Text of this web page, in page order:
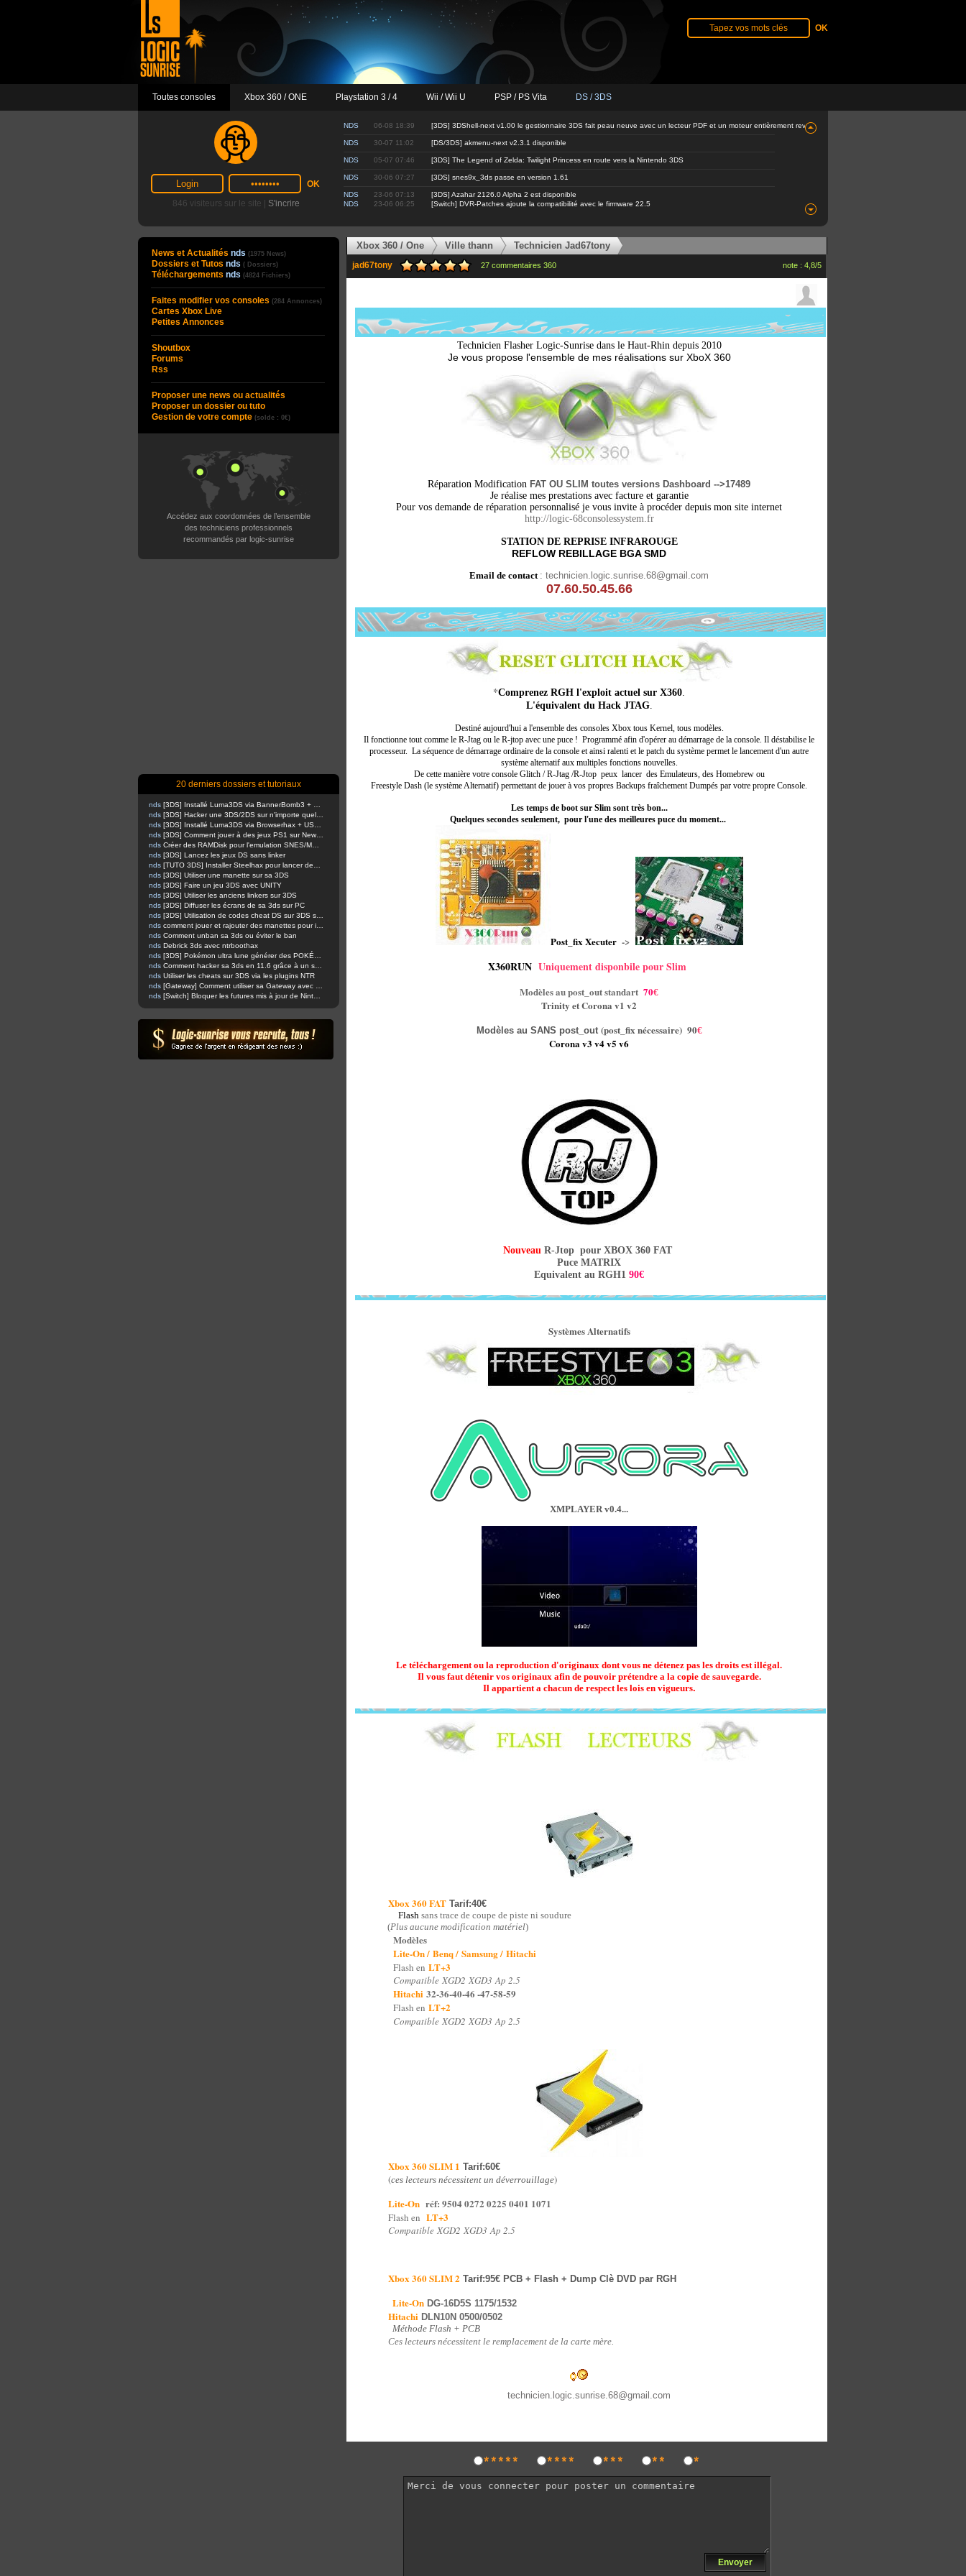
Toutes consoles Xbox 360 / ONE Playstation 3 / 4 Wii / Wii U PSP / PS Vita DS / 3DS
846 visiteurs sur le site | S'incrire
NDS 06-08 18:39 [3DS] 3DShell-next v1.00 le gestionnaire 3DS fait peau neuve avec un lecteur PDF et un moteur entièrement revu
NDS 30-07 11:02 [DS/3DS] akmenu-next v2.3.1 disponible
NDS 05-07 07:46 [3DS] The Legend of Zelda: Twilight Princess en route vers la Nintendo 3DS
NDS 30-06 07:27 [3DS] snes9x_3ds passe en version 1.61
NDS 23-06 07:13
[3DS] Azahar 2126.0 Alpha 2 est disponible
NDS
23-06 06:25 [Switch] DVR-Patches ajoute la compatibilité avec le firmware 22.5
News et Actualités nds (1975 News)
Dossiers et Tutos nds ( Dossiers)
Téléchargements nds (4824 Fichiers)
Faites modifier vos consoles (284 Annonces)
Cartes Xbox Live
Petites Annonces
Shoutbox
Forums
Rss
Proposer une news ou actualités
Proposer un dossier ou tuto
Gestion de votre compte (solde : 0€)
Accédez aux coordonnées de l’ensemble
des techniciens professionnels
recommandés par logic-sunrise
20 derniers dossiers et tutoriaux
nds
nds
nds
nds
nds
nds [3DS] Lancez les jeux DS sans linker
nds
nds [3DS] Utiliser une manette sur sa 3DS
nds [3DS] Faire un jeu 3DS avec UNITY
nds [3DS] Utiliser les anciens linkers sur 3DS
nds [3DS] Diffuser les écrans de sa 3ds sur PC
nds
nds
nds Comment unban sa 3ds ou éviter le ban
nds Debrick 3ds avec ntrboothax
nds
nds
nds Utiliser les cheats sur 3DS via les plugins NTR
nds
nds
Xbox 360 / One Ville thann Technicien Jad67tony
jad67tony 27 commentaires 360 note : 4,8/5
Technicien Flasher Logic-Sunrise dans le Haut-Rhin depuis 2010
Je vous propose l'ensemble de mes réalisations sur XboX 360
Réparation Modification FAT OU SLIM toutes versions Dashboard -->17489
Je réalise mes prestations avec facture et garantie
Pour vos demande de réparation personnalisé je vous invite à procéder depuis mon site internet
http://logic-68consolessystem.fr
STATION DE REPRISE INFRAROUGE
REFLOW REBILLAGE BGA SMD
Email de contact : technicien.logic.sunrise.68@gmail.com
07.60.50.45.66
*Comprenez RGH l'exploit actuel sur X360.
L'équivalent du Hack JTAG.
Destiné aujourd'hui a l'ensemble des consoles Xbox tous Kernel, tous modèles.
Il fonctionne tout comme le R-Jtag ou le R-jtop avec une puce ! Programmé afin d'opérer au démarrage de la console. Il déstabilise le
processeur. La séquence de démarrage ordinaire de la console et ainsi ralenti et le patch du système permet le lancement d'un autre
système alternatif aux multiples fonctions nouvelles.
De cette manière votre console Glitch / R-Jtag /R-Jtop peux lancer des Emulateurs, des Homebrew ou
Freestyle Dash (le système Alternatif) permettant de jouer à vos propres Backups fraîchement Dumpés par votre propre Console.
Les temps de boot sur Slim sont très bon...
Quelques secondes seulement, pour l'une des meilleures puce du moment...
Post_fix Xecuter ->
X360RUN Uniquement disponbile pour Slim
Modèles au post_out standart 70€
Trinity et Corona v1 v2
Modèles au SANS post_out(post_fix nécessaire) 90€
Corona v3 v4 v5 v6
Nouveau R-Jtop pour XBOX 360 FAT
Puce MATRIX
Equivalent au RGH1 90€
Systèmes Alternatifs
XMPLAYER v0.4...
Le téléchargement ou la reproduction d'originaux dont vous ne détenez pas les droits est illégal.
Il vous faut détenir vos originaux afin de pouvoir prétendre a la copie de sauvegarde.
Il appartient a chacun de respect les lois en vigueurs.
Xbox 360 FAT Tarif:40€
Flash sans trace de coupe de piste ni soudure
(Plus aucune modification matériel)
Modèles
Lite-On / Benq / Samsung / Hitachi
Flash en LT+3
Compatible XGD2 XGD3 Ap 2.5
Hitachi 32-36-40-46 -47-58-59
Flash en LT+2
Compatible XGD2 XGD3 Ap 2.5
Xbox 360 SLIM 1 Tarif:60€
(ces lecteurs nécessitent un déverrouillage)
Lite-On réf: 9504 0272 0225 0401 1071
Flash en LT+3
Compatible XGD2 XGD3 Ap 2.5
Xbox 360 SLIM 2 Tarif:95€ PCB + Flash + Dump Clè DVD par RGH
Lite-On DG-16D5S 1175/1532
Hitachi DLN10N 0500/0502
Méthode Flash + PCB
Ces lecteurs nécessitent le remplacement de la carte mère.
technicien.logic.sunrise.68@gmail.com
***** **** *** ** *
Envoyer